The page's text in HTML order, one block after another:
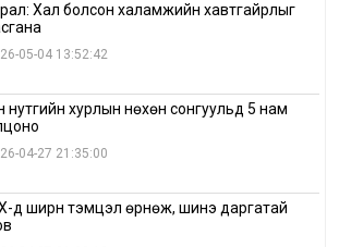
Хал болсон халамжийн хавтгайрлыг
05-04 13:52:42
нутгийн хурлын нөхөн сонгуульд 5 нам
04-27 21:35:00
д ширүүн тэмцэл өрнөж, шинэ даргатай